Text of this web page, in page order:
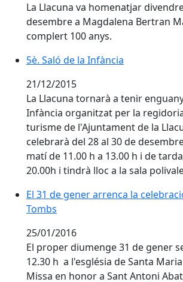
La Llacuna va homenatjar
desembre a Magdalena Bertran
complert 100 anys.
5è. Saló de la Infància
21/12/2015
La Llacuna tornarà a tenir
Infància organitzat per la
turisme de l'Ajuntament de la
celebrarà del 28 al 30 de
matí de 11.00 h a 13.00 h i de
20.00h i tindrà lloc a la sala
El 31 de gener arrenca la
Tombs
25/01/2016
El proper diumenge 31 de gener
12.30 h a l'església de Santa
Missa en honor a Sant Antoni